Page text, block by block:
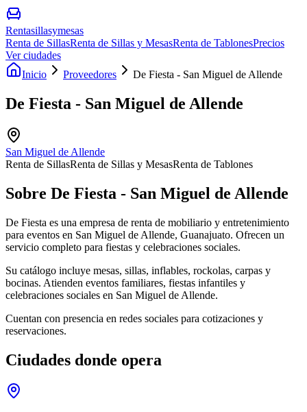
Rentasillasymesas
Renta de SillasRenta de Sillas y MesasRenta de TablonesPrecios
Ver ciudades
Inicio
Proveedores De Fiesta - San Miguel de Allende
De Fiesta - San Miguel de Allende
San Miguel de Allende
Renta de SillasRenta de Sillas y MesasRenta de Tablones
Sobre De Fiesta - San Miguel de Allende
De Fiesta es una empresa de renta de mobiliario y entretenimiento
para eventos en San Miguel de Allende, Guanajuato. Ofrecen un
servicio completo para fiestas y celebraciones sociales.
Su catálogo incluye mesas, sillas, inflables, rockolas, carpas y
bocinas. Atienden eventos familiares, fiestas infantiles y
celebraciones sociales en San Miguel de Allende.
Cuentan con presencia en redes sociales para cotizaciones y
reservaciones.
Ciudades donde opera